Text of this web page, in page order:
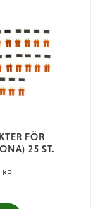
FÖR
25 ST.
KR